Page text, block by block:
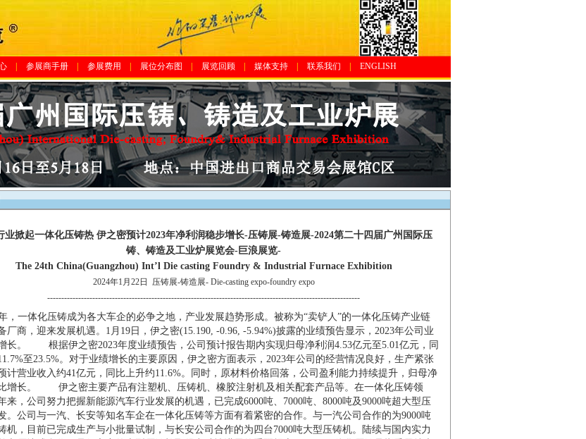
参展商手册| 参展费用 展位分布图 展览回顾 媒体支持| 联系我们 ENGLISH
业掀起一体化压铸热 伊之密预计2023年净利润稳步增长-压铸展-铸造展-2024第二十四届广州国际压
铸、铸造及工业炉展览会-巨浪展览-
The 24th China(Guangzhou) Int’l Die casting Foundry & Industrial Furnace Exhibition
2024年1月22日
压铸展-铸造展- Die-casting expo-foundry expo
---------------------------------------------------------------------------------------------------------------
，一体化压铸成为各大车企的必争之地，产业发展趋势形成。被称为“卖铲人”的一体化压铸产业链
厂商，迎来发展机遇。1月19日， 伊之密(15.190, -0.96, -5.94%)披露的业绩预告显示，2023年公司业
长。
根据伊之密2023年度业绩预告，公司预计报告期内实现归母净利润4.53亿元至5.01亿元，同
至23.5%。对于业绩增长的主要原因，伊之密方面表示，2023年公司的经营情况良好，生产紧张
计营业收入约41亿元，同比上升约11.6%。同时，原材料价格回落，公司盈利能力持续提升，归母净
增长。
伊之密主要产品有注塑机、压铸机、橡胶注射机及相关配套产品等。在一体化压铸领
来，公司努力把握新能源汽车行业发展的机遇，已完成6000吨、7000吨、8000吨及9000吨超大型压
。公司与一汽、长安等知名车企在一体化压铸等方面有着紧密的合作。与一汽公司合作的为9000吨
机，目前已完成生产与小批量试制，与长安公司合作的为四台7000吨大型压铸机。陆续与国内实力